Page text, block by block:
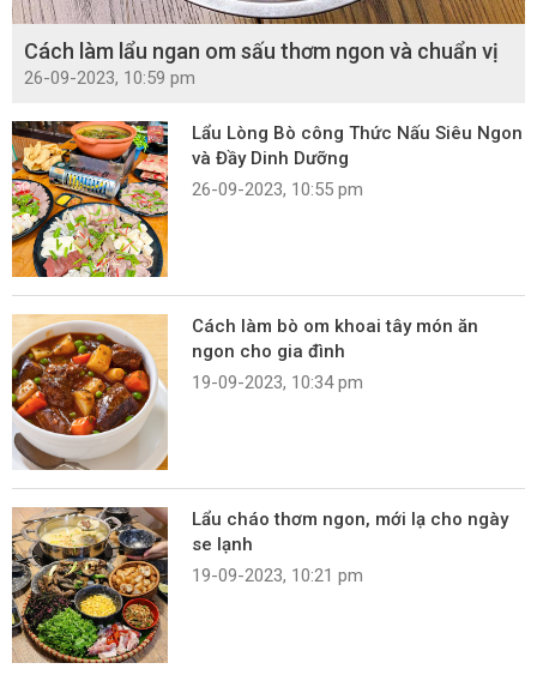
Cách làm lẩu ngan om sấu thơm ngon và chuẩn vị
26-09-2023, 10:59 pm
Lẩu Lòng Bò công Thức Nấu Siêu Ngon
và Đầy Dinh Dưỡng
26-09-2023, 10:55 pm
Cách làm bò om khoai tây món ăn
ngon cho gia đình
19-09-2023, 10:34 pm
Lẩu cháo thơm ngon, mới lạ cho ngày
se lạnh
19-09-2023, 10:21 pm